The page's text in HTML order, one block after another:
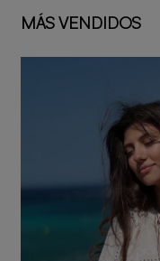
MÁS VENDIDOS